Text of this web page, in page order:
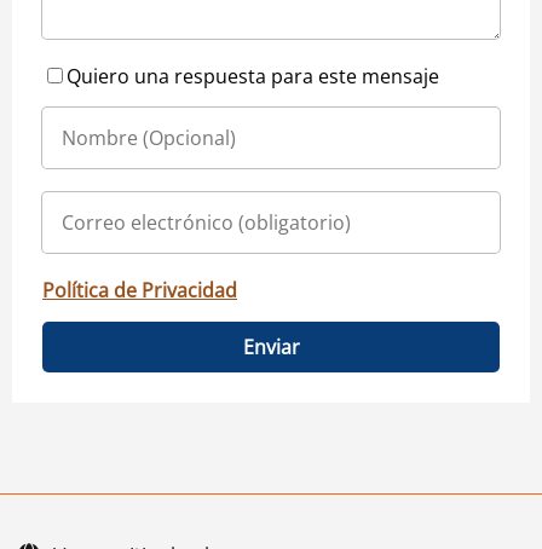
Quiero una respuesta para este mensaje
Política de Privacidad
Enviar